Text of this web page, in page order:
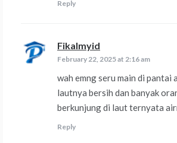
Reply
Fikalmyid
February 22, 2025 at 2:16 am
wah emng seru main di pantai
lautnya bersih dan banyak
berkunjung di laut ternyata
Reply